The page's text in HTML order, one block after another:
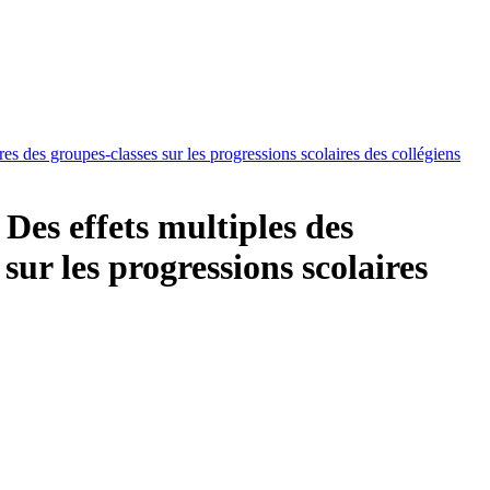
des groupes-classes sur les progressions scolaires des collégiens
effets multiples des
les progressions scolaires